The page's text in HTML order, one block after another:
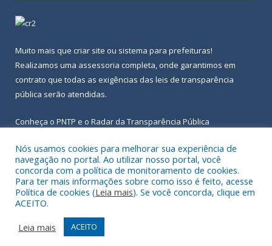
Muito mais que criar site ou sistema para prefeituras!
Realizamos uma assessoria completa, onde garantimos em
contrato que todas as exigências das leis de transparência
pública serão atendidas.
Conheça o PNTP e o Radar da Transparência Pública
Todos os direitos reservados a Prefeitura Municipal de Igarapé-
Açu.
Frequência Online
Acessar Área Administrativa
Nós usamos cookies para melhorar sua experiência de
navegação no portal. Ao utilizar nosso portal, você
concorda com a política de monitoramento de cookies.
Para ter mais informações sobre como isso é feito, acesse
Política de cookies (Leia mais). Se você concorda, clique em
ACEITO.
Leia mais
ACEITO